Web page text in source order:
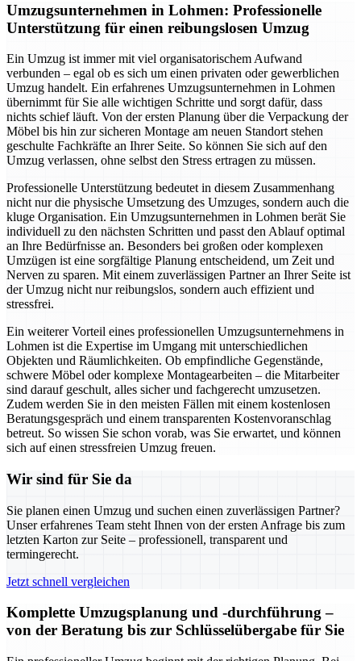
Umzugsunternehmen in Lohmen: Professionelle
Unterstützung für einen reibungslosen Umzug
Ein Umzug ist immer mit viel organisatorischem Aufwand
verbunden – egal ob es sich um einen privaten oder gewerblichen
Umzug handelt. Ein erfahrenes Umzugsunternehmen in Lohmen
übernimmt für Sie alle wichtigen Schritte und sorgt dafür, dass
nichts schief läuft. Von der ersten Planung über die Verpackung der
Möbel bis hin zur sicheren Montage am neuen Standort stehen
geschulte Fachkräfte an Ihrer Seite. So können Sie sich auf den
Umzug verlassen, ohne selbst den Stress ertragen zu müssen.
Professionelle Unterstützung bedeutet in diesem Zusammenhang
nicht nur die physische Umsetzung des Umzuges, sondern auch die
kluge Organisation. Ein Umzugsunternehmen in Lohmen berät Sie
individuell zu den nächsten Schritten und passt den Ablauf optimal
an Ihre Bedürfnisse an. Besonders bei großen oder komplexen
Umzügen ist eine sorgfältige Planung entscheidend, um Zeit und
Nerven zu sparen. Mit einem zuverlässigen Partner an Ihrer Seite ist
der Umzug nicht nur reibungslos, sondern auch effizient und
stressfrei.
Ein weiterer Vorteil eines professionellen Umzugsunternehmens in
Lohmen ist die Expertise im Umgang mit unterschiedlichen
Objekten und Räumlichkeiten. Ob empfindliche Gegenstände,
schwere Möbel oder komplexe Montagearbeiten – die Mitarbeiter
sind darauf geschult, alles sicher und fachgerecht umzusetzen.
Zudem werden Sie in den meisten Fällen mit einem kostenlosen
Beratungsgespräch und einem transparenten Kostenvoranschlag
betreut. So wissen Sie schon vorab, was Sie erwartet, und können
sich auf einen stressfreien Umzug freuen.
Wir sind für Sie da
Sie planen einen Umzug und suchen einen zuverlässigen Partner?
Unser erfahrenes Team steht Ihnen von der ersten Anfrage bis zum
letzten Karton zur Seite – professionell, transparent und
termingerecht.
Jetzt schnell vergleichen
Komplette Umzugsplanung und -durchführung –
von der Beratung bis zur Schlüsselübergabe für Sie